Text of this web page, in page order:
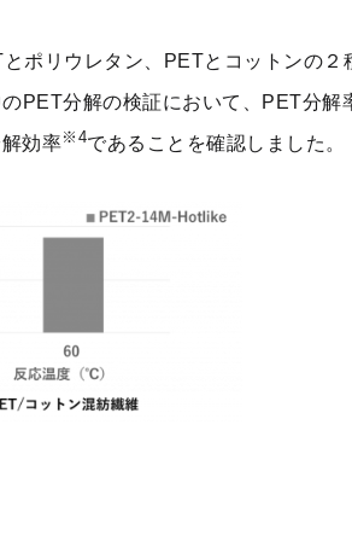
ポリウレタン、PETとコットンの
PET分解の検証において、PET分解
効率※4であることを確認しました。